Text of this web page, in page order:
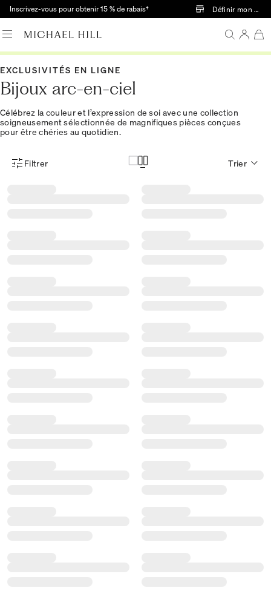
Passer au contenu principal
Inscrivez-vous pour obtenir 15 % de rabais† Définir mon
EXCLUSIVITÉS EN LIGNE
Bijoux arc-en-ciel
Célébrez la couleur et l’expression de soi avec une collection
soigneusement sélectionnée de magnifiques pièces conçues
pour être chéries au quotidien.
Menu des filtres d'articles
Filtrer Trier